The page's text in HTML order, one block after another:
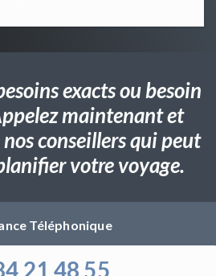
exacts ou besoin
maintenant et
conseillers qui peut
votre voyage.
Téléphonique
21 48 55